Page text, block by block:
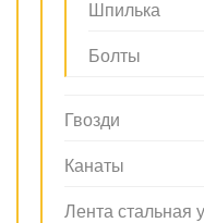
Шпилька
Болты
Гвозди
Канаты
Лента стальная